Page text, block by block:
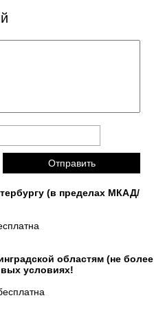
(в пределах МКАД/
областям (не более
условиях!